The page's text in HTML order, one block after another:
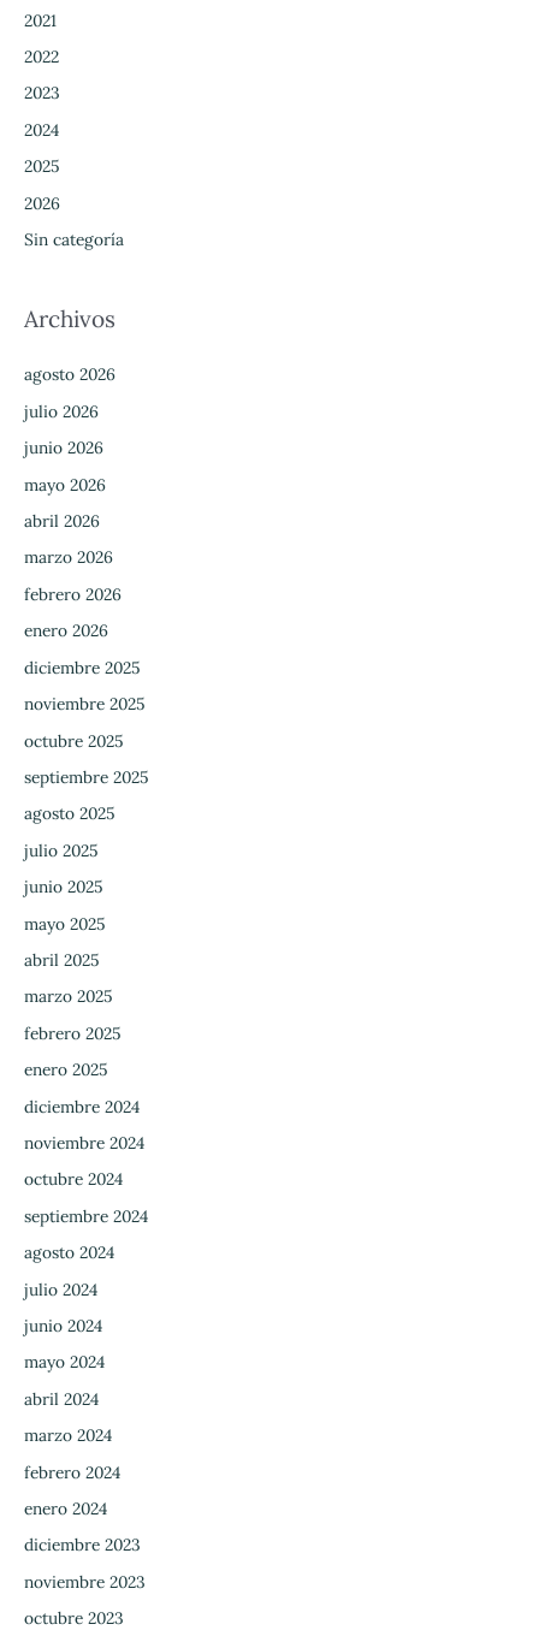
2021
2022
2023
2024
2025
2026
Sin categoría
Archivos
agosto 2026
julio 2026
junio 2026
mayo 2026
abril 2026
marzo 2026
febrero 2026
enero 2026
diciembre 2025
noviembre 2025
octubre 2025
septiembre 2025
agosto 2025
julio 2025
junio 2025
mayo 2025
abril 2025
marzo 2025
febrero 2025
enero 2025
diciembre 2024
noviembre 2024
octubre 2024
septiembre 2024
agosto 2024
julio 2024
junio 2024
mayo 2024
abril 2024
marzo 2024
febrero 2024
enero 2024
diciembre 2023
noviembre 2023
octubre 2023